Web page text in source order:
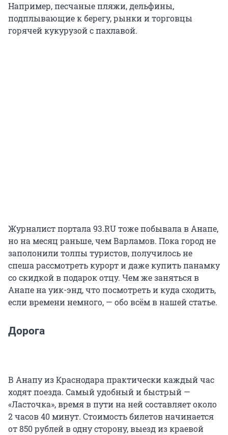
Например, песчаные пляжи, дельфины,
подплывающие к берегу, рынки и торговцы
горячей кукурузой с пахлавой.
Журналист портала 93.RU тоже побывала в Анапе,
но на месяц раньше, чем Варламов. Пока город не
заполонили толпы туристов, получилось не
спеша рассмотреть курорт и даже купить панамку
со скидкой в подарок отцу. Чем же заняться в
Анапе на уик-энд, что посмотреть и куда сходить,
если времени немного, — обо всём в нашей статье.
Дорога
В Анапу из Краснодара практически каждый час
ходят поезда. Самый удобный и быстрый —
«Ласточка», время в пути на ней составляет около
2 часов 40 минут. Стоимость билетов начинается
от 850 рублей в одну сторону, выезд из краевой